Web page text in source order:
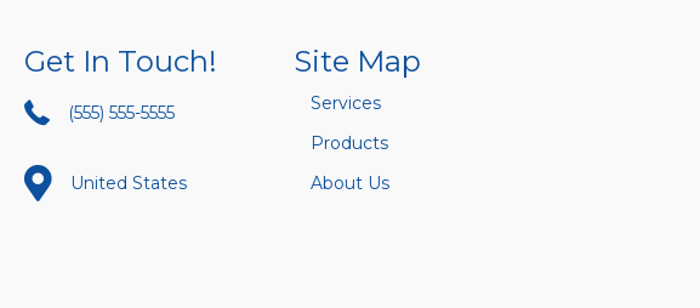
Get In Touch!
(555) 555-5555
United States
Site Map
Pages
Services
Products
About Us